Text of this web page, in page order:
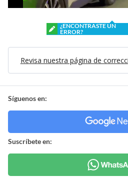
¿ENCONTRASTE UN
ERROR?
Revisa nuestra página de
Síguenos en:
Suscríbete en: